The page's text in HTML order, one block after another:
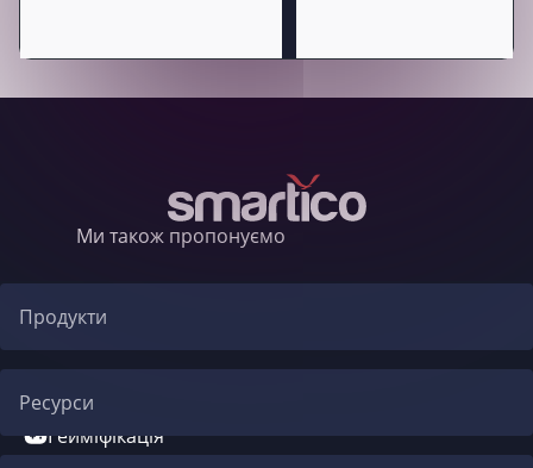
Ми також пропонуємо
Продукти
Гейміфікація
Ресурси